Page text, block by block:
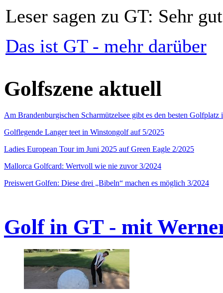
Leser sagen zu GT: Sehr
Das ist GT - mehr darüber
Golfszene aktuell
Am Brandenburgischen Scharmützelsee gibt es den besten
Golflegende Langer teet in Winstongolf auf 5/2025
Ladies European Tour im Juni 2025 auf Green Eagle 2/2025
Mallorca Golfcard: Wertvoll wie nie zuvor 3/2024
Preiswert Golfen: Diese drei „Bibeln“ machen es möglich 3/2024
Golf in GT - mit